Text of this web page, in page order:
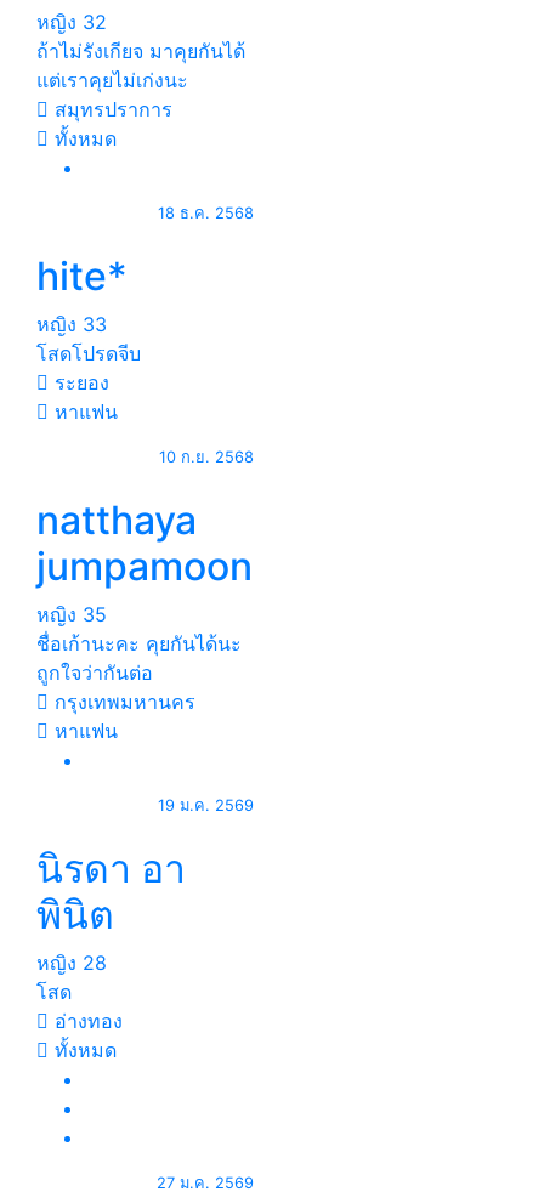
หญิง 32
ถ้าไม่รังเกียจ มาคุยกันได้
แต่เราคุยไม่เก่งนะ
สมุทรปราการ
ทั้งหมด
18 ธ.ค. 2568
hite*
หญิง 33
โสดโปรดจีบ
ระยอง
หาแฟน
10 ก.ย. 2568
natthaya
jumpamoon
หญิง 35
ชื่อเก้านะคะ คุยกันได้นะ
ถูกใจว่ากันต่อ
กรุงเทพมหานคร
หาแฟน
19 ม.ค. 2569
นิรดา อา
พินิต
หญิง 28
โสด
อ่างทอง
ทั้งหมด
27 ม.ค. 2569